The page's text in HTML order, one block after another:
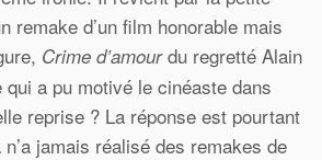
remake d’un film honorable mais
Crime d’amourdu regretté Alain
qui a pu motivé le cinéaste dans
reprise ? La réponse est pourtant
jamais réalisé des remakes de